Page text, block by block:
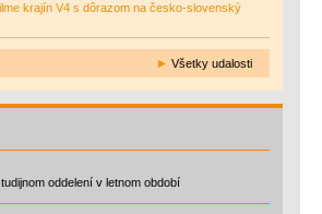
krajín V4 s dôrazom na česko-slovenský
► Všetky udalosti
oddelení v letnom období